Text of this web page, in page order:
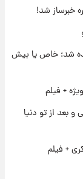
شد!
شد؛ خاص یا بیش
بعد از تو دنیا
+ فیلم